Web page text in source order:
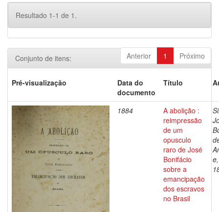
Resultado 1-1 de 1.
Anterior 1 Próximo
Conjunto de itens:
Pré-visualização
Data do
documento
Título
1884
A abolição :
reimpressão
de um
opusculo
raro de José
Bonifácio
sobre a
emancipação
dos escravos
no Brasil